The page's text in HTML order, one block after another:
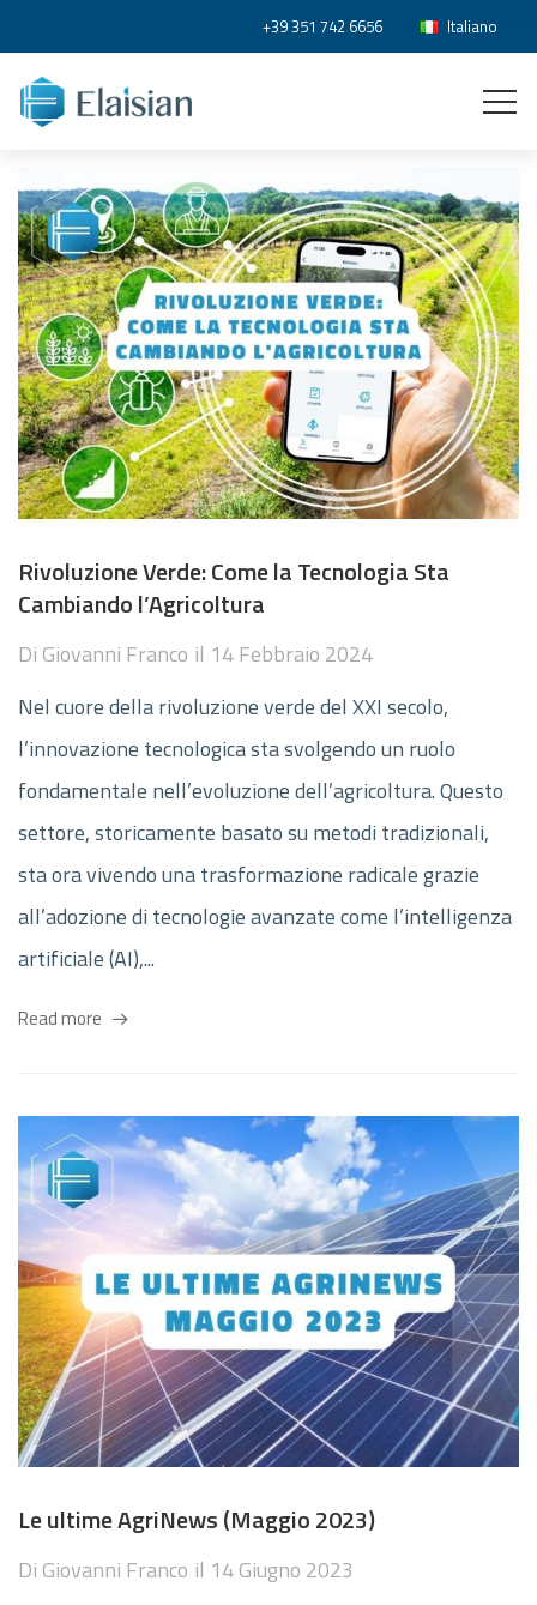
+39 351 742 6656 Italiano
Rivoluzione Verde: Come la Tecnologia Sta
Cambiando l’Agricoltura
Di Giovanni Franco il 14 Febbraio 2024
Nel cuore della rivoluzione verde del XXI secolo,
l’innovazione tecnologica sta svolgendo un ruolo
fondamentale nell’evoluzione dell’agricoltura. Questo
settore, storicamente basato su metodi tradizionali,
sta ora vivendo una trasformazione radicale grazie
all’adozione di tecnologie avanzate come l’intelligenza
artificiale (AI),...
Read more
Le ultime AgriNews (Maggio 2023)
Di Giovanni Franco il 14 Giugno 2023